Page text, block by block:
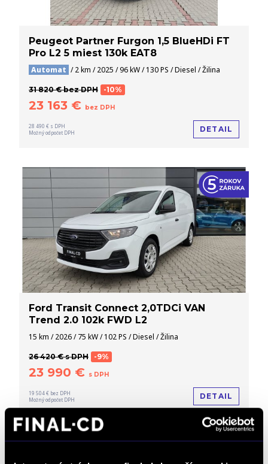
Peugeot Partner Furgon 1,5 BlueHDi FT
Pro L2 5 miest 130k EAT8
Automat / 2 km / 2025 / 96 kW / 130 PS / Diesel / Žilina
31 820 € bez DPH -10%
23 163 € bez DPH
28 490 € s DPH
Možný odpočet DPH
DETAIL
Ford Transit Connect 2,0TDCi VAN
Trend 2.0 102k FWD L2
15 km / 2026 / 75 kW / 102 PS / Diesel / Žilina
26 420 € s DPH -9%
23 990 € s DPH
19 504 € bez DPH
Možný odpočet DPH
DETAIL